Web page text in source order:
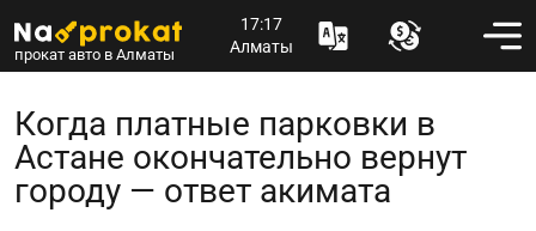
прокат авто в Алматы
17:17
Алматы
Когда платные парковки в
Астане окончательно вернут
городу — ответ акимата